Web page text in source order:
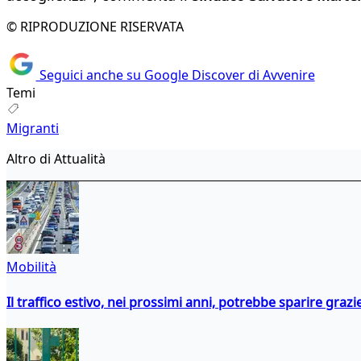
© RIPRODUZIONE RISERVATA
Seguici anche su Google Discover di Avvenire
Temi
Migranti
Altro di Attualità
Mobilità
Il traffico estivo, nei prossimi anni, potrebbe sparire